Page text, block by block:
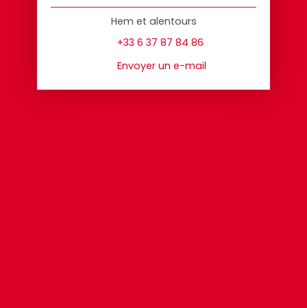
Hem et alentours
+33 6 37 87 84 86
Envoyer un e-mail